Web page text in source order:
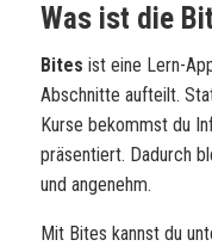
Was ist die
Bites ist eine Lern-
Abschnitte aufteilt.
Kurse bekommst du
präsentiert. Dadurch
und angenehm.
Mit Bites kannst du